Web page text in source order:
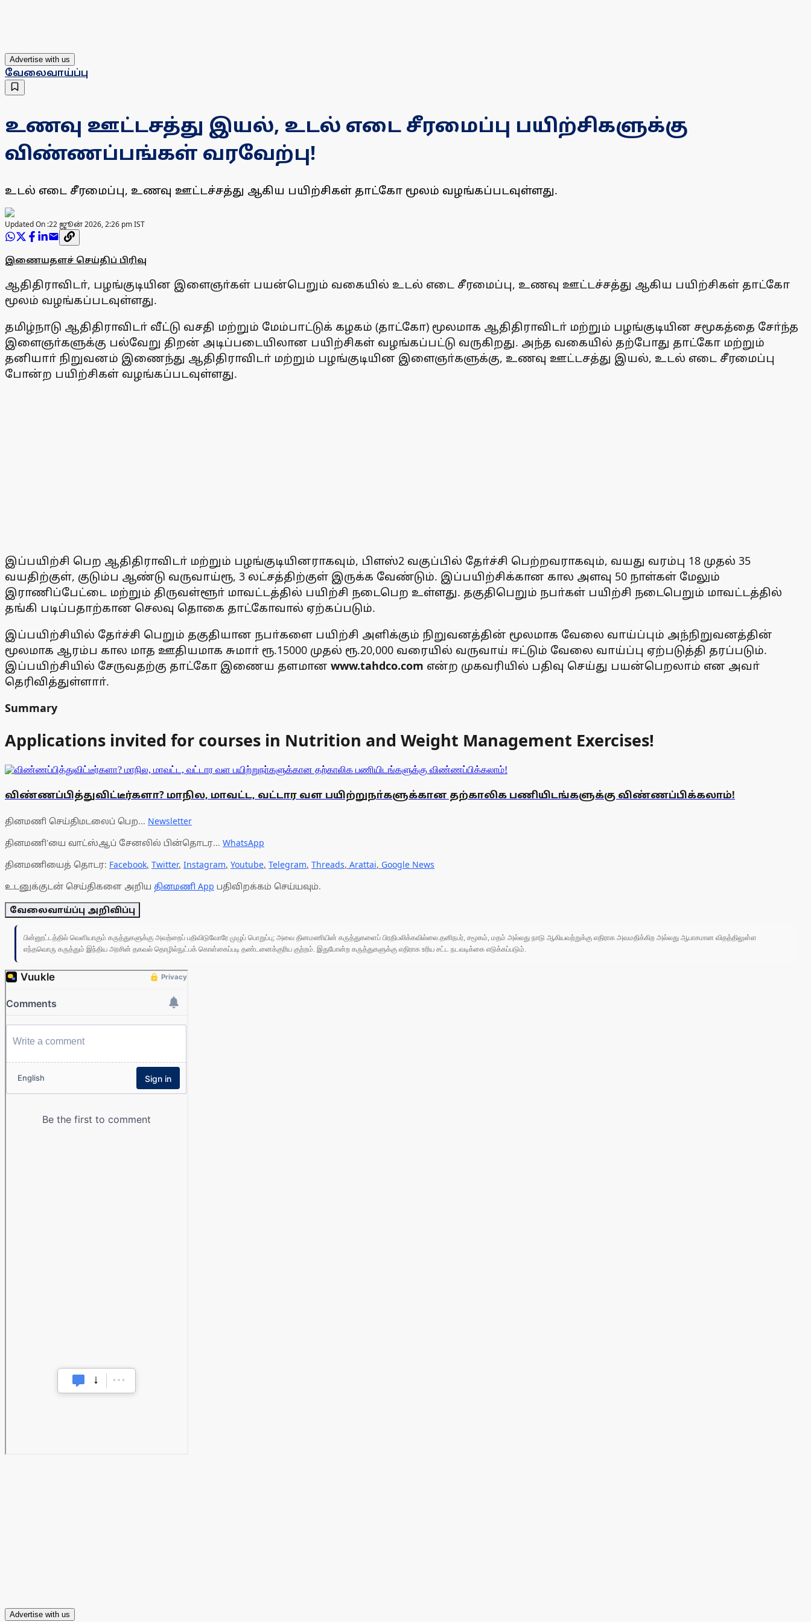
Advertise with us
வேலைவாய்ப்பு
உணவு ஊட்டசத்து இயல், உடல் எடை சீரமைப்பு பயிற்சிகளுக்கு
விண்ணப்பங்கள் வரவேற்பு!
உடல் எடை சீரமைப்பு, உணவு ஊட்டச்சத்து ஆகிய பயிற்சிகள் தாட்கோ மூலம் வழங்கப்படவுள்ளது.
Updated On :22 ஜூன் 2026, 2:26 pm IST
இணையதளச் செய்திப் பிரிவு
ஆதிதிராவிடா், பழங்குடியின இளைஞா்கள் பயன்பெறும் வகையில் உடல் எடை சீரமைப்பு, உணவு ஊட்டச்சத்து ஆகிய பயிற்சிகள் தாட்கோ
மூலம் வழங்கப்படவுள்ளது.
தமிழ்நாடு ஆதிதிராவிடா் வீட்டு வசதி மற்றும் மேம்பாட்டுக் கழகம் (தாட்கோ) மூலமாக ஆதிதிராவிடா் மற்றும் பழங்குடியின சமூகத்தை சோ்ந்த
இளைஞா்களுக்கு பல்வேறு திறன் அடிப்படையிலான பயிற்சிகள் வழங்கப்பட்டு வருகிறது. அந்த வகையில் தற்போது தாட்கோ மற்றும்
தனியாா் நிறுவனம் இணைந்து ஆதிதிராவிடா் மற்றும் பழங்குடியின இளைஞா்களுக்கு, உணவு ஊட்டசத்து இயல், உடல் எடை சீரமைப்பு
போன்ற பயிற்சிகள் வழங்கப்படவுள்ளது.
இப்பயிற்சி பெற ஆதிதிராவிடா் மற்றும் பழங்குடியினராகவும், பிளஸ்2 வகுப்பில் தோ்ச்சி பெற்றவராகவும், வயது வரம்பு 18 முதல் 35
வயதிற்குள், குடும்ப ஆண்டு வருவாய்ரூ, 3 லட்சத்திற்குள் இருக்க வேண்டும். இப்பயிற்சிக்கான கால அளவு 50 நாள்கள் மேலும்
இராணிப்பேட்டை மற்றும் திருவள்ளூா் மாவட்டத்தில் பயிற்சி நடைபெற உள்ளது. தகுதிபெறும் நபா்கள் பயிற்சி நடைபெறும் மாவட்டத்தில்
தங்கி படிப்பதாற்கான செலவு தொகை தாட்கோவால் ஏற்கப்படும்.
இப்பயிற்சியில் தோ்ச்சி பெறும் தகுதியான நபா்களை பயிற்சி அளிக்கும் நிறுவனத்தின் மூலமாக வேலை வாய்ப்பும் அந்நிறுவனத்தின்
மூலமாக ஆரம்ப கால மாத ஊதியமாக சுமாா் ரூ.15000 முதல் ரூ.20,000 வரையில் வருவாய் ஈட்டும் வேலை வாய்ப்பு ஏற்படுத்தி தரப்படும்.
இப்பயிற்சியில் சேருவதற்கு தாட்கோ இணைய தளமான www.tahdco.com என்ற முகவரியில் பதிவு செய்து பயன்பெறலாம் என அவா்
தெரிவித்துள்ளாா்.
Summary
Applications invited for courses in Nutrition and Weight Management Exercises!
விண்ணப்பித்துவிட்டீர்களா? மாநில, மாவட்ட, வட்டார வள பயிற்றுநா்களுக்கான தற்காலிக பணியிடங்களுக்கு விண்ணப்பிக்கலாம்!
தினமணி செய்திமடலைப் பெற... Newsletter
தினமணி'யை வாட்ஸ்ஆப் சேனலில் பின்தொடர... WhatsApp
தினமணியைத் தொடர: Facebook, Twitter, Instagram, Youtube, Telegram, Threads, Arattai, Google News
உடனுக்குடன் செய்திகளை அறிய தினமணி App பதிவிறக்கம் செய்யவும்.
வேலைவாய்ப்பு அறிவிப்பு
பின்னூட்டத்தில் வெளியாகும் கருத்துகளுக்கு அவற்றைப் பதிவிடுவோரே முழுப் பொறுப்பு; அவை தினமணியின் கருத்துகளைப் பிரதிபலிக்கவில்லை.தனிநபர், சமூகம், மதம் அல்லது நாடு ஆகியவற்றுக்கு எதிராக அவமதிக்கிற அல்லது ஆபாசமான விதத்திலுள்ள
எந்தவொரு கருத்தும் இந்திய அரசின் தகவல் தொழில்நுட்பக் கொள்கைப்படி தண்டனைக்குரிய குற்றம். இதுபோன்ற கருத்துகளுக்கு எதிராக உரிய சட்ட நடவடிக்கை எடுக்கப்படும்.
Advertise with us